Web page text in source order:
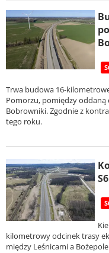
Trwa budowa 16-
Pomorzu, pomiędzy oddaną
Bobrowniki. Zgodnie z
tego roku.
kilometrowy odcinek trasy
między Leśnicami a